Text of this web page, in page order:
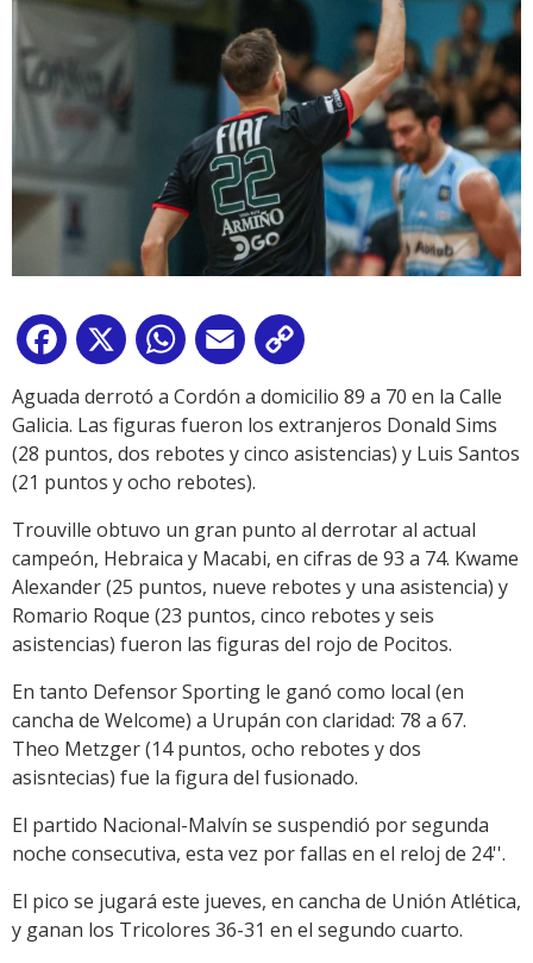
Facebook
X WhatsApp
Email
Link
Aguada derrotó a Cordón a domicilio 89 a 70 en la Calle
Galicia. Las figuras fueron los extranjeros Donald Sims
(28 puntos, dos rebotes y cinco asistencias) y Luis Santos
(21 puntos y ocho rebotes).
Trouville obtuvo un gran punto al derrotar al actual
campeón, Hebraica y Macabi, en cifras de 93 a 74. Kwame
Alexander (25 puntos, nueve rebotes y una asistencia) y
Romario Roque (23 puntos, cinco rebotes y seis
asistencias) fueron las figuras del rojo de Pocitos.
En tanto Defensor Sporting le ganó como local (en
cancha de Welcome) a Urupán con claridad: 78 a 67.
Theo Metzger (14 puntos, ocho rebotes y dos
asisntecias) fue la figura del fusionado.
El partido Nacional-Malvín se suspendió por segunda
noche consecutiva, esta vez por fallas en el reloj de 24''.
El pico se jugará este jueves, en cancha de Unión Atlética,
y ganan los Tricolores 36-31 en el segundo cuarto.